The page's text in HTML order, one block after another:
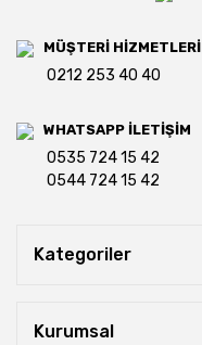
MÜŞTERİ HİZMETLERİ
0212 253 40 40
WHATSAPP İLETİŞİM
0535 724 15 42
0544 724 15 42
Kategoriler
Kurumsal